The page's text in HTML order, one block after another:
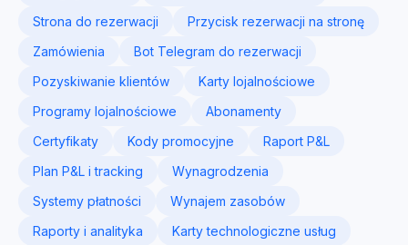
Strona do rezerwacji
Przycisk rezerwacji na stronę
Zamówienia
Bot Telegram do rezerwacji
Pozyskiwanie klientów
Karty lojalnościowe
Programy lojalnościowe
Abonamenty
Certyfikaty
Kody promocyjne
Raport P&L
Plan P&L i tracking
Wynagrodzenia
Systemy płatności
Wynajem zasobów
Raporty i analityka
Karty technologiczne usług